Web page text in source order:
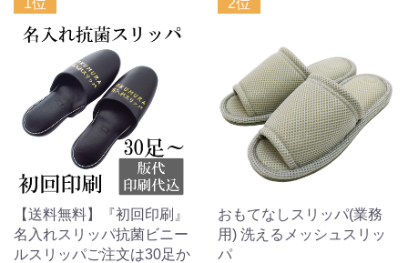
【送料無料】『初回印刷』
名入れスリッパ抗菌ビニー
ルスリッパご注文は30足か
おもてなしスリッパ(業務
用) 洗えるメッシュスリッ
パ